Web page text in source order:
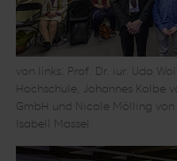
von links: Prof. Dr. iur. Udo
Hochschule, Johannes Kolbe
GmbH und Nicole Mölling von
Isabell Massel